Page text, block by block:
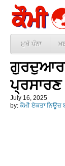
ਮੁਖੱ ਪੰਨਾ
ਗੁਰਦੁਆਰਾ
July 16, 2025
by: ਕੌਮੀ ਏਕਤਾ ਨਿਊਜ਼